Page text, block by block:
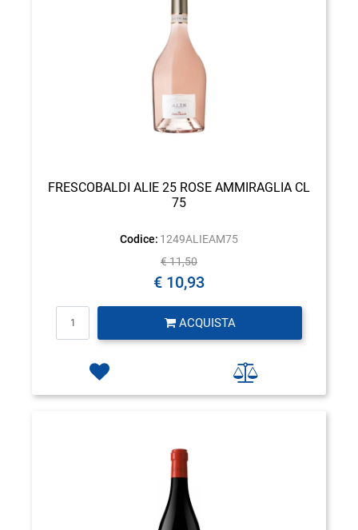
FRESCOBALDI ALIE 25 ROSE AMMIRAGLIA CL
75
Codice: 1249ALIEAM75
€ 11,50
€ 10,93
ACQUISTA